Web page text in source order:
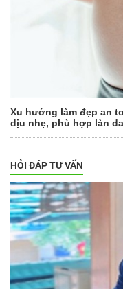
Xu hướng làm đẹp an
dịu nhẹ, phù hợp làn da
HỎI ĐÁP TƯ VẤN